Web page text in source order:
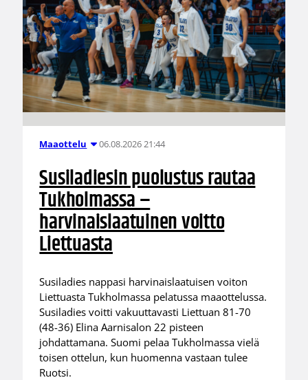
Maaottelu 06.08.2026 21:44
Susiladiesin puolustus rautaa
Tukholmassa –
harvinaislaatuinen voitto
Liettuasta
Susiladies nappasi harvinaislaatuisen voiton
Liettuasta Tukholmassa pelatussa maaottelussa.
Susiladies voitti vakuuttavasti Liettuan 81-70
(48-36) Elina Aarnisalon 22 pisteen
johdattamana. Suomi pelaa Tukholmassa vielä
toisen ottelun, kun huomenna vastaan tulee
Ruotsi.